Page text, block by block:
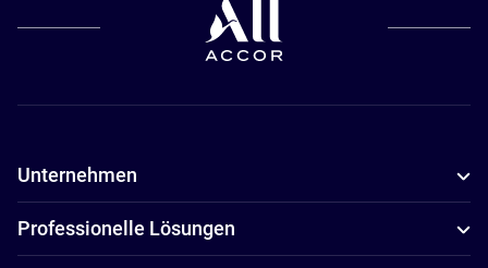
Unternehmen
Professionelle Lösungen